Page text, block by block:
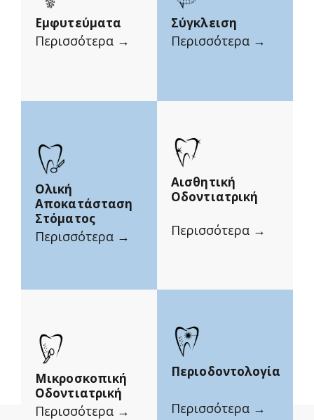
Εμφυτεύματα
Περισσότερα →
Σύγκλειση
Περισσότερα →
Ολική
Αποκατάσταση
Στόματος
Περισσότερα →
Αισθητική
Οδοντιατρική
Περισσότερα →
Μικροσκοπική
Οδοντιατρική
Περισσότερα →
Περιοδοντολογία
Περισσότερα →